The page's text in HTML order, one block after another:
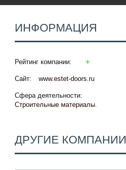
ИНФОРМАЦИЯ
Рейтинг компании:
Сайт: www.estet-doors.ru
Сфера деятельности:
Строительные материалы.
ДРУГИЕ КОМПАНИИ